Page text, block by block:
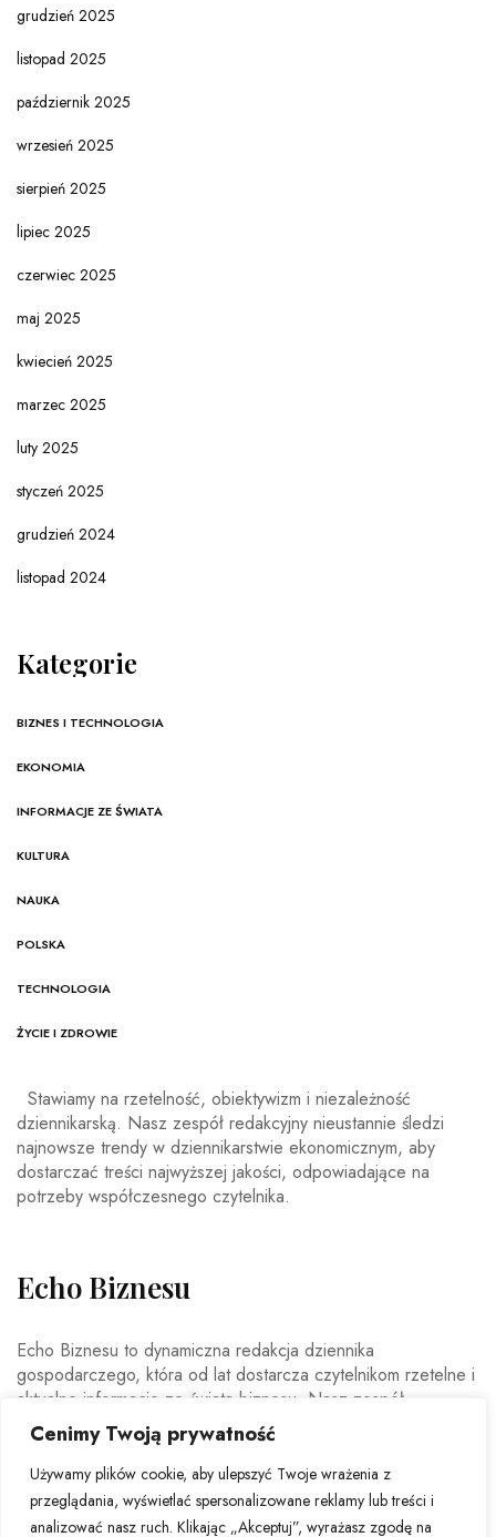
Cenimy Twoją prywatność
Używamy plików cookie, aby ulepszyć Twoje wrażenia z
przeglądania, wyświetlać spersonalizowane reklamy lub treści i
analizować nasz ruch. Klikając „Akceptuj”, wyrażasz zgodę na
grudzień 2025
listopad 2025
październik 2025
wrzesień 2025
sierpień 2025
lipiec 2025
czerwiec 2025
maj 2025
kwiecień 2025
marzec 2025
luty 2025
styczeń 2025
grudzień 2024
listopad 2024
Kategorie
BIZNES I TECHNOLOGIA
EKONOMIA
INFORMACJE ZE ŚWIATA
KULTURA
NAUKA
POLSKA
TECHNOLOGIA
ŻYCIE I ZDROWIE
Stawiamy na rzetelność, obiektywizm i niezależność
dziennikarską. Nasz zespół redakcyjny nieustannie śledzi
najnowsze trendy w dziennikarstwie ekonomicznym, aby
dostarczać treści najwyższej jakości, odpowiadające na
potrzeby współczesnego czytelnika.
Echo Biznesu
Echo Biznesu to dynamiczna redakcja dziennika
gospodarczego, która od lat dostarcza czytelnikom rzetelne i
aktualne informacje ze świata biznesu. Nasz zespół
doświadczonych dziennikarzy i ekspertów ekonomicznych
codziennie analizuje najważniejsze wydarzenia rynkowe,
trendy gospodarcze oraz decyzje mające wpływ na polską i
światową ekonomię.